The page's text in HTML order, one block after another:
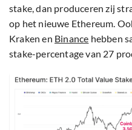
stake, dan produceren zij
op het nieuwe Ethereum.
Kraken en Binance hebben
stake-percentage van 27